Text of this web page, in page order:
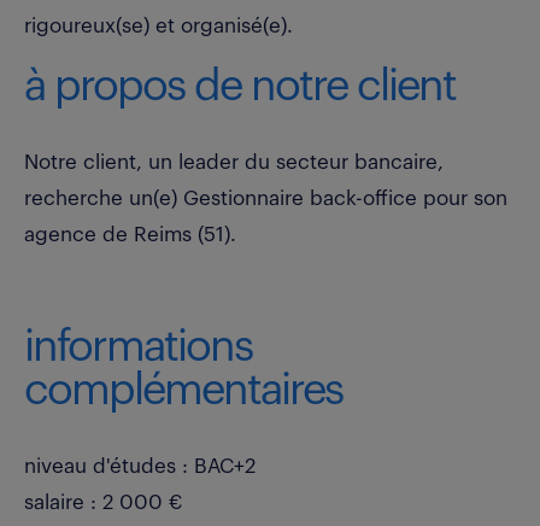
rigoureux(se) et organisé(e).
à propos de notre client
Notre client, un leader du secteur bancaire,
recherche un(e) Gestionnaire back-office pour son
agence de Reims (51).
informations
complémentaires
niveau d'études : BAC+2
salaire : 2 000 €